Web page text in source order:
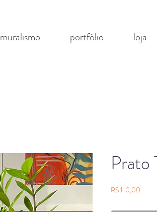
muralismo portfólio loja
Prato
R$ 110,00